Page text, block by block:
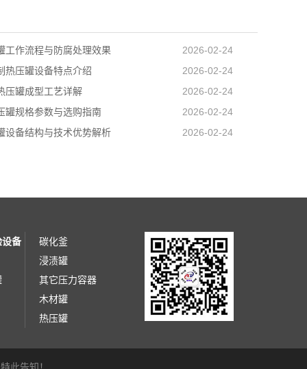
工作流程与防腐处理效果
2026-02-24
热压罐设备特点介绍
2026-02-24
压罐成型工艺详解
2026-02-24
罐规格参数与选购指南
2026-02-24
设备结构与技术优势解析
2026-02-24
设备
碳化釜
浸渍罐
其它压力容器
木材罐
热压罐
此告知！